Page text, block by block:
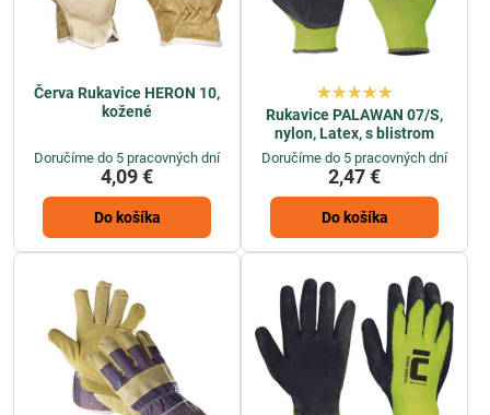
Červa Rukavice HERON 10,
kožené
Doručíme do 5 pracovných dní
4,09 €
Do košíka
Rukavice PALAWAN 07/S,
nylon, Latex, s blistrom
Doručíme do 5 pracovných dní
2,47 €
Do košíka